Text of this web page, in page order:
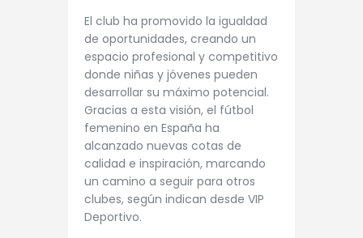
El club ha promovido la igualdad
de oportunidades, creando un
espacio profesional y competitivo
donde niñas y jóvenes pueden
desarrollar su máximo potencial.
Gracias a esta visión, el fútbol
femenino en España ha
alcanzado nuevas cotas de
calidad e inspiración, marcando
un camino a seguir para otros
clubes, según indican desde VIP
Deportivo.